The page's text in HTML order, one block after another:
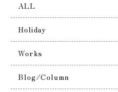
ALL
Holiday
Works
Blog/Column